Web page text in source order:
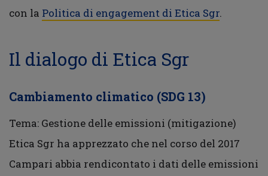
con la Politica di engagement di Etica Sgr.
Il dialogo di Etica Sgr
Cambiamento climatico (SDG 13)
Tema: Gestione delle emissioni (mitigazione)
Etica Sgr ha apprezzato che nel corso del 2017
Campari abbia rendicontato i dati delle emissioni